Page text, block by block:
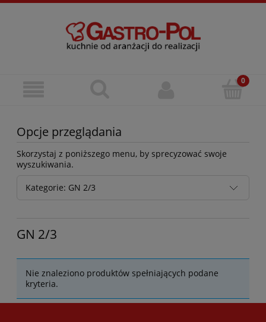
Opcje przeglądania
Skorzystaj z poniższego menu, by sprecyzować swoje
wyszukiwania.
Kategorie: GN 2/3
GN 2/3
Nie znaleziono produktów spełniających podane
kryteria.